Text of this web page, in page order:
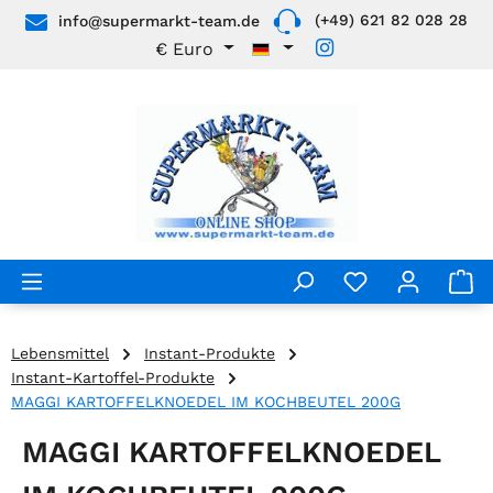
Zum Hauptinhalt springen
info@supermarkt-team.de (+49) 621 82 028 28
€ Euro
Lebensmittel
Instant-Produkte
Instant-Kartoffel-Produkte
MAGGI KARTOFFELKNOEDEL IM KOCHBEUTEL 200G
MAGGI KARTOFFELKNOEDEL